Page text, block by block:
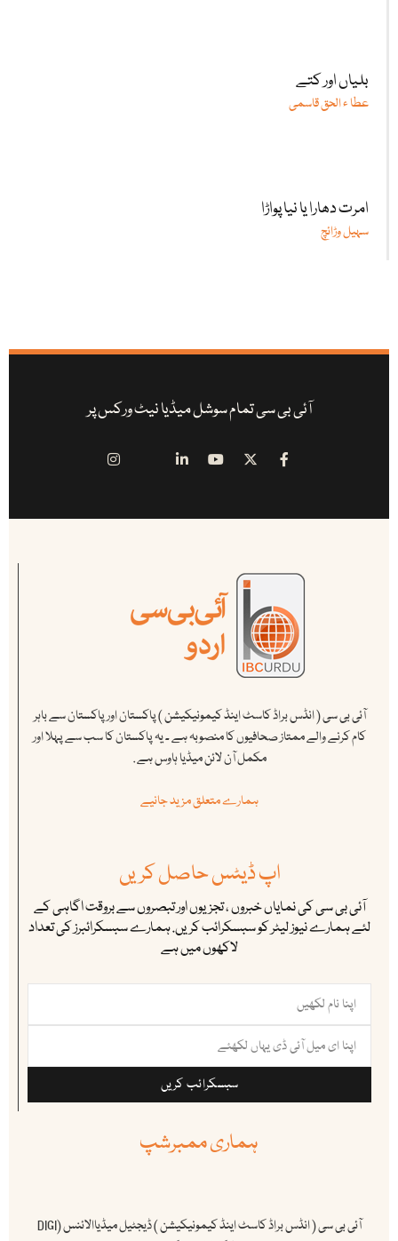
بلیاں اور کتے
عطا ء الحق قاسمی
امرت دھارا یا نیا پواڑا
سہیل وڑائچ
آئی بی سی تمام سوشل میڈیا نیٹ ورکس پر
آئی بی سی ( انڈس براڈ کاسٹ اینڈ کیمونیکیشن ) پاکستان اور پاکستان سے باہر
کام کرنے والے ممتاز صحافیوں کا منصوبہ ہے ۔ یہ پاکستان کا سب سے پہلا اور
مکمل آن لائن میڈیا ہاوس ہے .
ہمارے متعلق مزید جانیے
اپ ڈیٹس حاصل کریں
آئی بی سی کی نمایاں خبروں ، تجزیوں اور تبصروں سے بروقت اگاہی کے
لئے ہمارے نیوز لیٹر کو سبسکرائب کریں. ہمارے سبسکرائبرز کی تعداد
لاکھوں میں ہے
سبسکرائب کریں
ہماری ممبرشپ
آئی بی سی ( انڈس براڈ کاسٹ اینڈ کیمونیکیشن ) ڈیجٹیل میڈیاالائنس (DIGI